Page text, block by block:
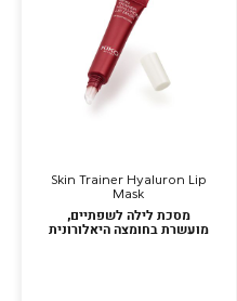
Skin Trainer Hyaluron Lip
Mask
מסכת לילה לשפתיים,
מועשרת בחומצה היאלורונית